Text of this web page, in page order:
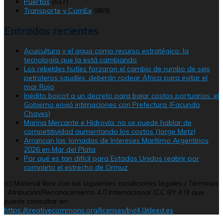
Transporte y ComEx (869)
Entradas recientes
Acuicultura y el agua como recurso estratégico: la
tecnología que la está cambiando
Los rebeldes hutíes forzaron el cambio de rumbo de seis
petroleros saudíes: deberán rodear África para evitar el
mar Rojo
Inédito boicot a un decreto para bajar costos portuarios: el
Gobierno envió intimaciones con Prefectura (Facundo
Chaves)
Marina Mercante e Hidrovía: no se puede hablar de
competitividad aumentando los costos (Jorge Metz)
Arrancan las Jornadas de Intereses Marítimo Argentinos
2026 en Mar del Plata
Por qué es tan difícil para Estados Unidos reabrir por
completo el estrecho de Ormuz
(c) Material libre con las siguientes condiciones legales / Términos
: Atribución/Reconocimiento 4.0 Internacional (CC BY 4.0) que
puede consultar en:
https://creativecommons.org/licenses/by/4.0/deed.es